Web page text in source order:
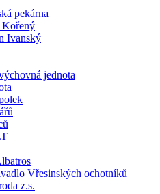
pekárna
Kořený
Ivanský
jednota
Vřesinských ochotníků
z.s.